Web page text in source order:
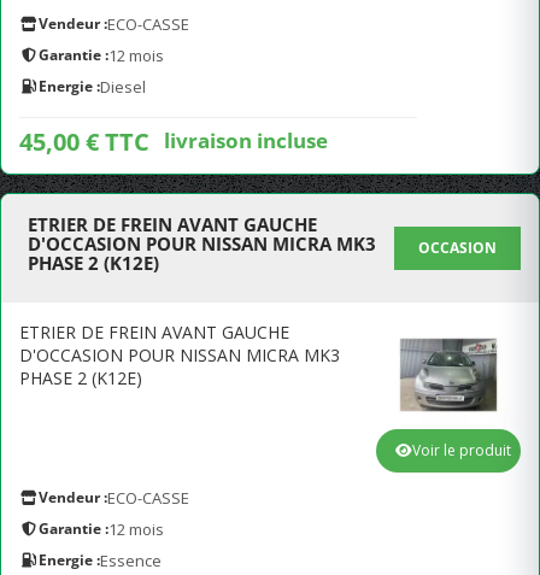
Vendeur :ECO-CASSE
Garantie :12 mois
Energie :Diesel
45,00 € TTC livraison incluse
ETRIER DE FREIN AVANT GAUCHE
D'OCCASION POUR NISSAN MICRA MK3
PHASE 2 (K12E)
OCCASION
ETRIER DE FREIN AVANT GAUCHE
D'OCCASION POUR NISSAN MICRA MK3
PHASE 2 (K12E)
Vendeur :ECO-CASSE
Garantie :12 mois
Energie :Essence
Voir le produit